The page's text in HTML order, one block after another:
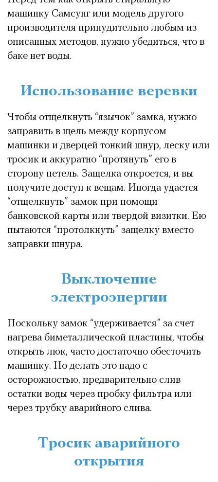
машинку Самсунг или модель другого
производителя принудительно любым из
описанных методов, нужно убедиться, что в
баке нет воды.
Использование веревки
Чтобы отщелкнуть “язычок” замка, нужно
заправить в щель между корпусом
машинки и дверцей тонкий шнур, леску или
тросик и аккуратно “протянуть” его в
сторону петель. Защелка откроется, и вы
получите доступ к вещам. Иногда удается
“отщелкнуть” замок при помощи
банковской карты или твердой визитки. Ею
пытаются “протолкнуть” защелку вместо
заправки шнура.
Выключение
электроэнергии
Поскольку замок “удерживается” за счет
нагрева биметаллической пластины, чтобы
открыть люк, часто достаточно обесточить
машинку. Но делать это надо с
осторожностью, предварительно слив
остатки воды через пробку фильтра или
через трубку аварийного слива.
Тросик аварийного
открытия